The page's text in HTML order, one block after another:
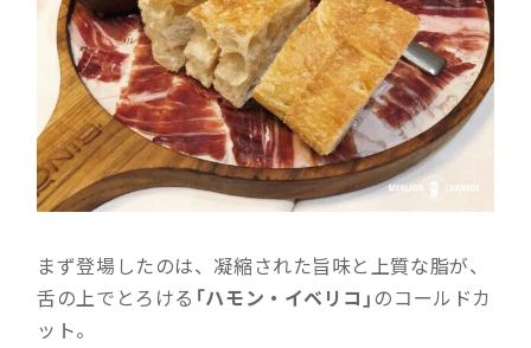
まず登場したのは、凝縮された旨味と上質な脂が、
舌の上でとろける 「ハモン・イベリコ」 のコールドカ
ット。